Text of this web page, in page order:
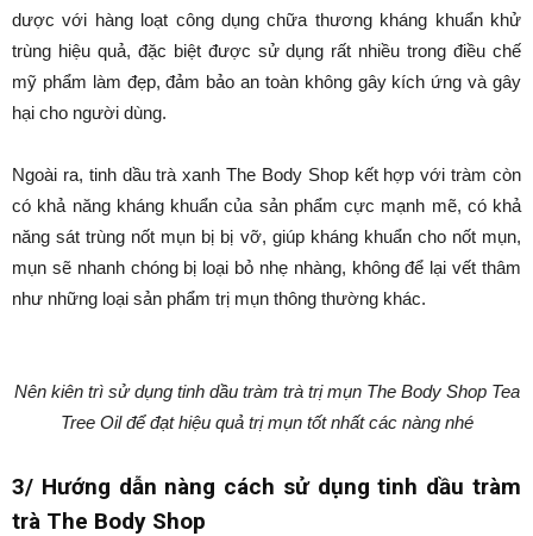
dược với hàng loạt công dụng chữa thương kháng khuẩn khử
trùng hiệu quả, đặc biệt được sử dụng rất nhiều trong điều chế
mỹ phẩm làm đẹp, đảm bảo an toàn không gây kích ứng và gây
hại cho người dùng.
Ngoài ra, tinh dầu trà xanh The Body Shop kết hợp với tràm còn
có khả năng kháng khuẩn của sản phẩm cực mạnh mẽ, có khả
năng sát trùng nốt mụn bị bị vỡ, giúp kháng khuẩn cho nốt mụn,
mụn sẽ nhanh chóng bị loại bỏ nhẹ nhàng, không để lại vết thâm
như những loại sản phẩm trị mụn thông thường khác.
Nên kiên trì sử dụng tinh dầu tràm trà trị mụn The Body Shop Tea
Tree Oil để đạt hiệu quả trị mụn tốt nhất các nàng nhé
3/ Hướng dẫn nàng cách sử dụng tinh dầu tràm
trà The Body Shop